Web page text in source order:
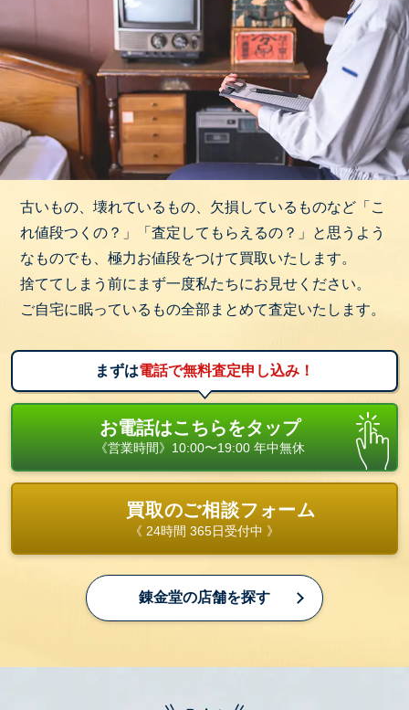
古いもの、壊れているもの、欠損しているものなど「こ
れ値段つくの？」「査定してもらえるの？」と思うよう
なものでも、極力お値段をつけて買取いたします。
捨ててしまう前にまず一度私たちにお見せください。
ご自宅に眠っているもの全部まとめて査定いたします。
まずは電話で無料査定申し込み！
お電話はこちらをタップ
《営業時間》10:00〜19:00 年中無休
買取のご相談フォーム
《 24時間 365日受付中 》
錬金堂の店舗を探す